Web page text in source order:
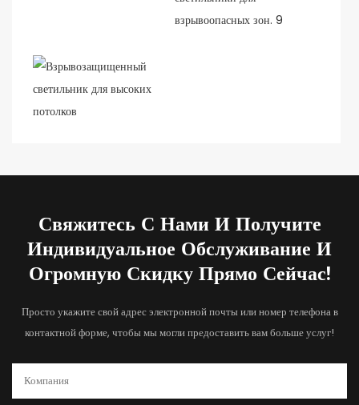
Свяжитесь С Нами И Получите
Индивидуальное Обслуживание И
Огромную Скидку Прямо Сейчас!
Просто укажите свой адрес электронной почты или номер телефона в
контактной форме, чтобы мы могли предоставить вам больше услуг!
Компания